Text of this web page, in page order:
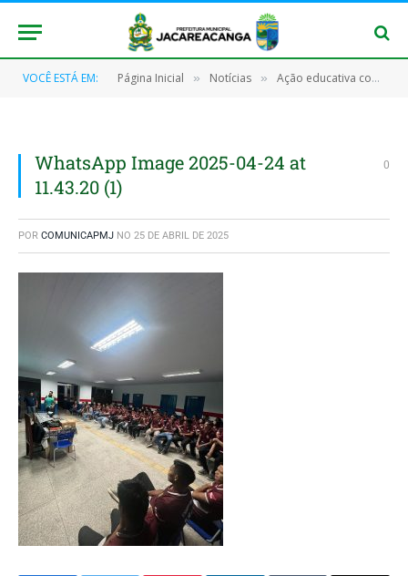
VOCÊ ESTÁ EM: Página Inicial » Notícias » Ação educativa contra poluição sonora foi realizada em Jacareacanga
WhatsApp Image 2025-04-24 at
11.43.20 (1)
0
POR COMUNICAPMJ NO 25 DE ABRIL DE 2025